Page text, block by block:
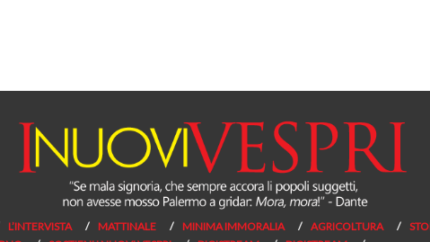
L’INTERVISTA MATTINALE MINIMA IMMORALIA AGRICOLTURA